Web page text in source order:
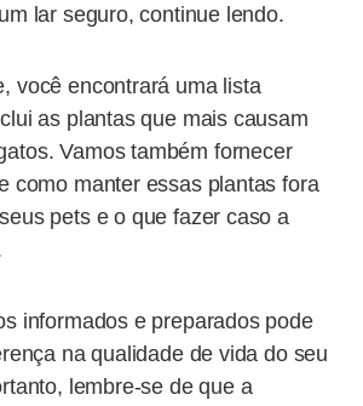
lar seguro, continue lendo.
você encontrará uma lista
as plantas que mais causam
Vamos também fornecer
como manter essas plantas fora
pets e o que fazer caso a
informados e preparados pode
na qualidade de vida do seu
lembre-se de que a